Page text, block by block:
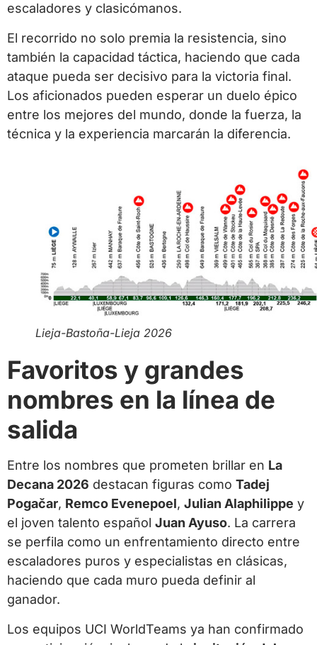
escaladores y clasicómanos.
El recorrido no solo premia la resistencia, sino
también la capacidad táctica, haciendo que cada
ataque pueda ser decisivo para la victoria final.
Los aficionados pueden esperar un duelo épico
entre los mejores del mundo, donde la fuerza, la
técnica y la experiencia marcarán la diferencia.
Lieja-Bastoña-Lieja 2026
Favoritos y grandes
nombres en la línea de
salida
Entre los nombres que prometen brillar en La
Decana 2026 destacan figuras como Tadej
Pogačar, Remco Evenepoel, Julian Alaphilippe y
el joven talento español Juan Ayuso. La carrera
se perfila como un enfrentamiento directo entre
escaladores puros y especialistas en clásicas,
haciendo que cada muro pueda definir al
ganador.
Los equipos UCI WorldTeams ya han confirmado